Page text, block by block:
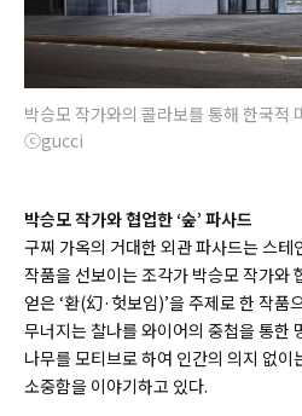
박승모 작가와의 콜라보를 통해 한국적
ⓒgucci
박승모 작가와 협업한 ‘숲’ 파사드
구찌 가옥의 거대한 외관 파사드는 스
작품을 선보이는 조각가 박승모 작가와
얻은 ‘환(幻·헛보임)’을 주제로 한 작품
무너지는 찰나를 와이어의 중첩을 통한
나무를 모티브로 하여 인간의 의지 없이
소중함을 이야기하고 있다.